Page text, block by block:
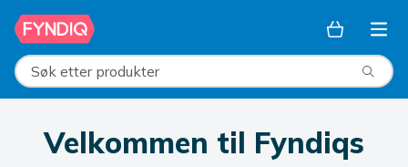
Hopp til hovedinnhold
Søk etter produkter
Velkommen til Fyndiqs